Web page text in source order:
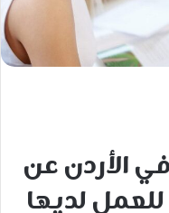
الأردن عن
لديها